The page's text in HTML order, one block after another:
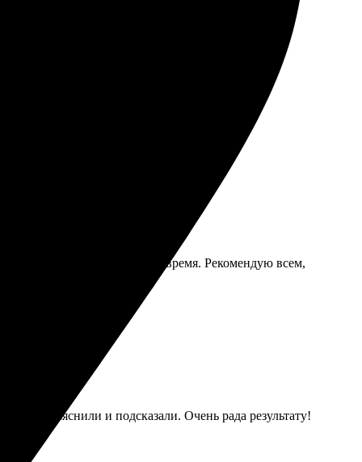
всем друзьям!
не задержалась, пришло вовремя. Рекомендую всем,
всё объяснили и подсказали. Очень рада результату!